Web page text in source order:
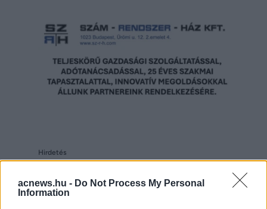
acnews.hu - Do Not Process My Personal
Information
Hirdetés